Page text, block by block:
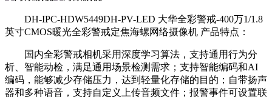
DH-IPC-HDW5449DH-PV-LED 大华全彩警戒-400万1/1.8
英寸CMOS暖光全彩警戒定焦海螺网络摄像机 产品特点：
国内全彩警戒相机采用深度学习算法，支持通用行为分
析、智能动检，满足通用场景检测需求；支持智能编码和AI
编码，能够减少存储压力，达到轻量化存储的目的；自带扬声
器和多种语音，支持自定义上传音频文件；报警事件可设置联